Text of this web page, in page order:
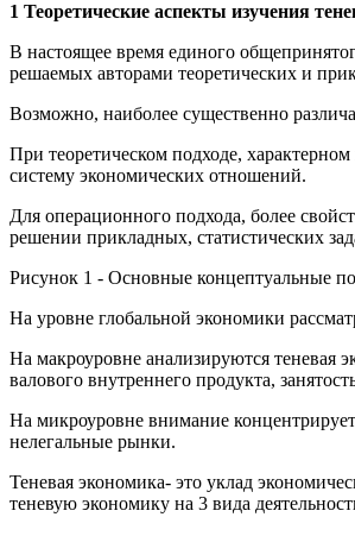
1 Теоретические аспекты изучения
В настоящее время единого
решаемых авторами теоретических и
Возможно, наиболее существенно
При теоретическом подходе,
систему экономических отношений.
Для операционного подхода, более
решении прикладных, статистических
Рисунок 1 - Основные концептуальные
На уровне глобальной экономики
На макроуровне анализируются теневая
валового внутреннего продукта,
На микроуровне внимание
нелегальные рынки.
Теневая экономика- это уклад
теневую экономику на 3 вида